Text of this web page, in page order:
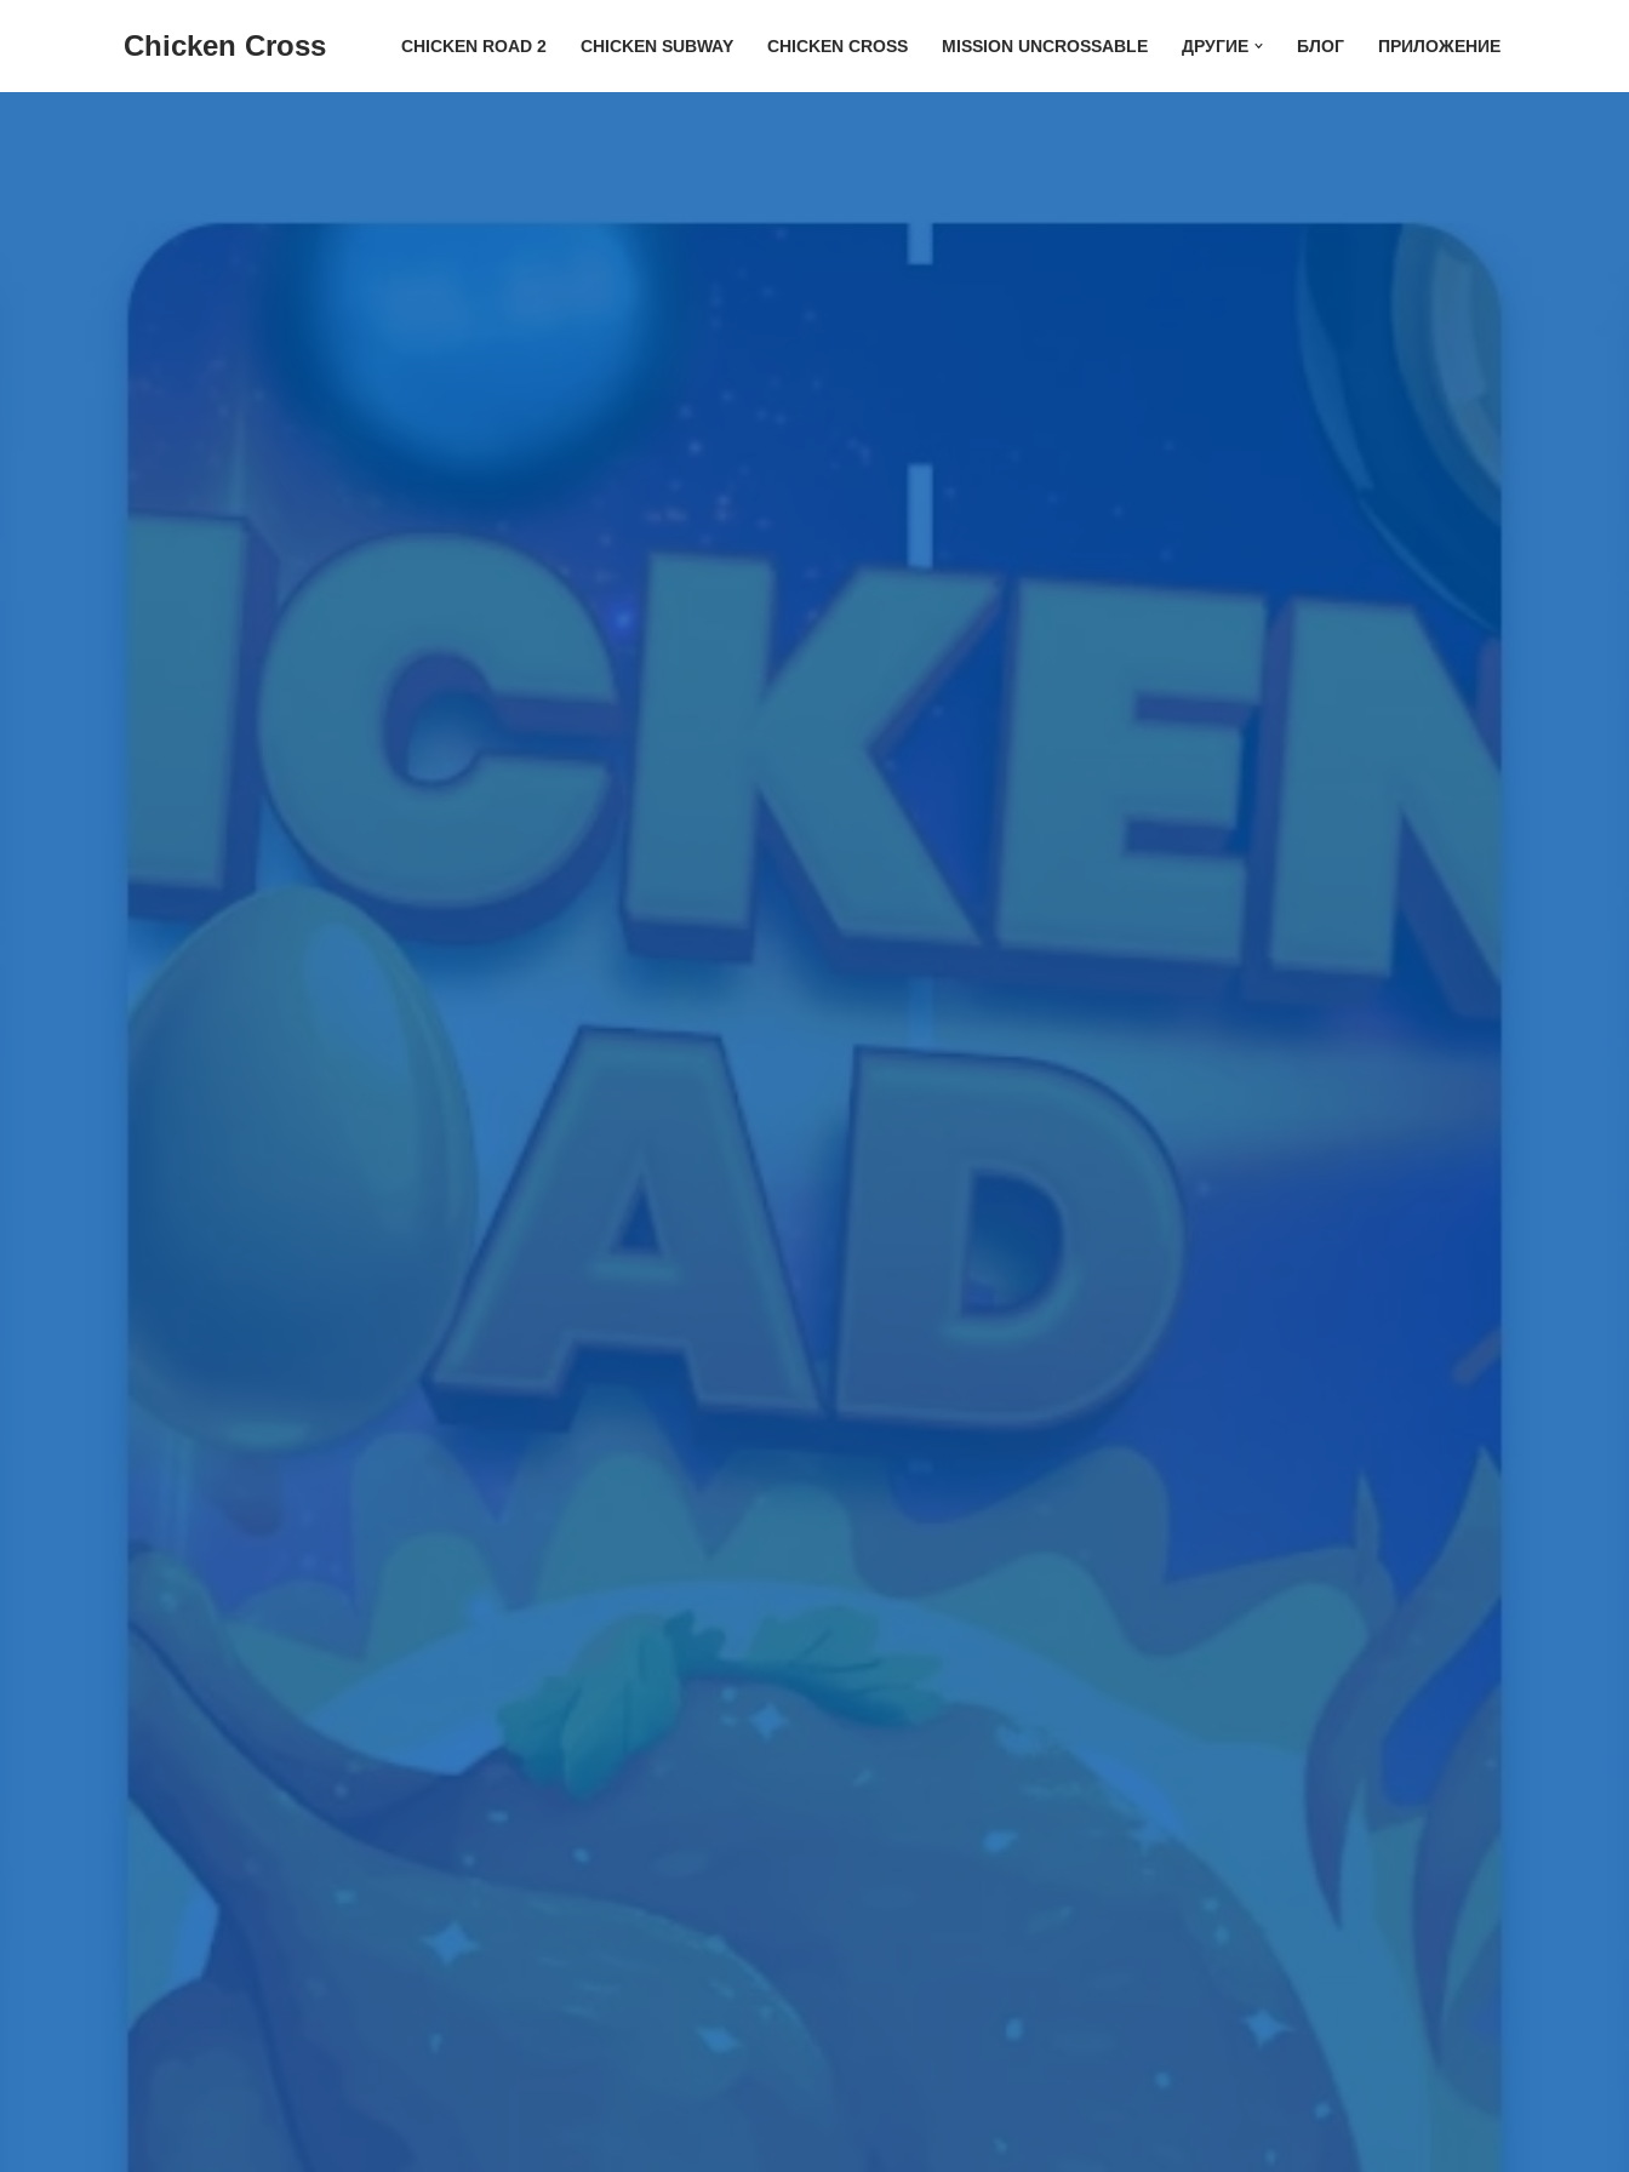
Chicken Cross CHICKEN ROAD 2 CHICKEN SUBWAY CHICKEN CROSS MISSION UNCROSSABLE ДРУГИЕ БЛОГ ПРИЛОЖЕНИЕ